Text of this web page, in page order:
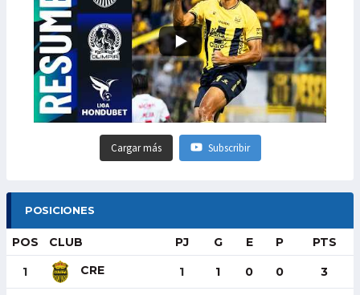
Cargar más Subscribir
POSICIONES
POS CLUB PJ G E P PTS
1 CRE 1 1 0 0 3